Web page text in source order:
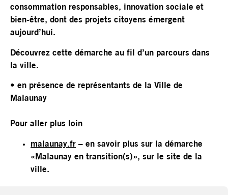
consommation responsables, innovation sociale et
bien-être, dont des projets citoyens émergent
aujourd’hui.
Découvrez cette démarche au fil d’un parcours dans
la ville.
• en présence de représentants de la Ville de
Malaunay
Pour aller plus loin
malaunay.fr – en savoir plus sur la démarche
«Malaunay en transition(s)», sur le site de la
ville.